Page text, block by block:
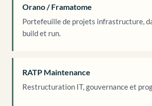
Orano / Framatome
Portefeuille de projets infrastructure,
build et run.
RATP Maintenance
Restructuration IT, gouvernance et